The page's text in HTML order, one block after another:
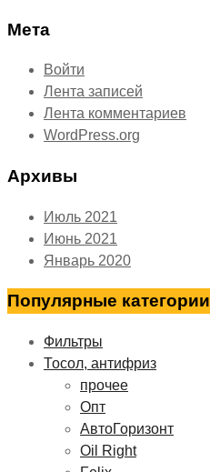
Мета
Войти
Лента записей
Лента комментариев
WordPress.org
Архивы
Июль 2021
Июнь 2021
Январь 2020
Популярные категории
Фильтры
Тосол, антифриз
прочее
Опт
АвтоГоризонт
Oil Right